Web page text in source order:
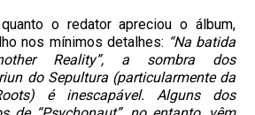
o redator apreciou o álbum,
nos mínimos detalhes: “Na batida
Reality”, a sombra dos
do Sepultura (particularmente da
é inescapável. Alguns dos